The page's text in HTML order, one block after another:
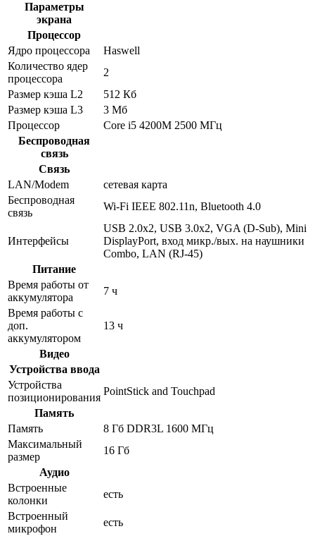
Параметры
экрана
Процессор
Ядро процессора
Haswell
Количество ядер
процессора
2
Размер кэша L2
512 Кб
Размер кэша L3
3 Мб
Процессор
Core i5 4200M 2500 МГц
Беспроводная
связь
Связь
LAN/Modem
сетевая карта
Беспроводная
связь
Wi-Fi IEEE 802.11n, Bluetooth 4.0
Интерфейсы
USB 2.0x2, USB 3.0x2, VGA (D-Sub), Mini
DisplayPort, вход микр./вых. на наушники
Combo, LAN (RJ-45)
Питание
Время работы от
аккумулятора
7 ч
Время работы с
доп.
аккумулятором
13 ч
Видео
Устройства ввода
Устройства
позиционирования
PointStick and Touchpad
Память
Память
8 Гб DDR3L 1600 МГц
Максимальный
размер
16 Гб
Аудио
Встроенные
колонки
есть
Встроенный
микрофон
есть